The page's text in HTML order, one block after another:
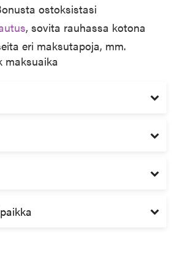
ostoksistasi
, sovita rauhassa kotona
eri maksutapoja, mm.
maksuaika